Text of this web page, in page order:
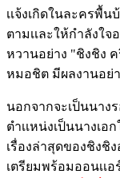
เเจ้งเกิดในละครพื้
ตามเเละให้กำลังใจ
หวานอย่าง "ชิงชิง
หมอชิต มีผลงานอย่า
นอกจากจะเป็นนาง
ตำเเหน่งเป็นนางเ
เรื่องล่าสุดของชิงชิ
เตรียมพร้อมออนเเอ